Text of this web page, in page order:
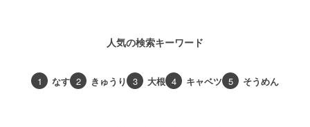
人気の検索キーワード
1 なす 2 きゅうり 3 大根 4 キャベツ 5 そうめん